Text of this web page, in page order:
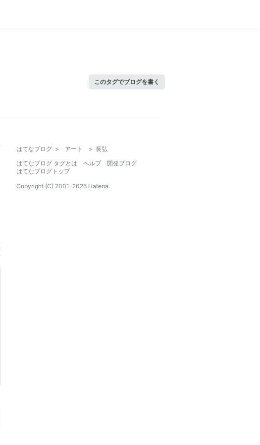
このタグでブログを書く
はてなブログ > アート > 長弘
はてなブログ タグとは
ヘルプ
開発ブログ
はてなブログトップ
Copyright (C) 2001-2026 Hatena.